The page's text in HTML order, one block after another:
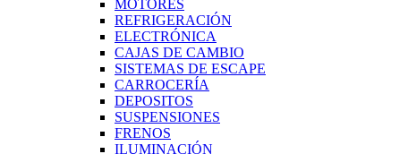
MOTORES
REFRIGERACIÓN
ELECTRÓNICA
CAJAS DE CAMBIO
SISTEMAS DE ESCAPE
CARROCERÍA
DEPOSITOS
SUSPENSIONES
FRENOS
ILUMINACIÓN